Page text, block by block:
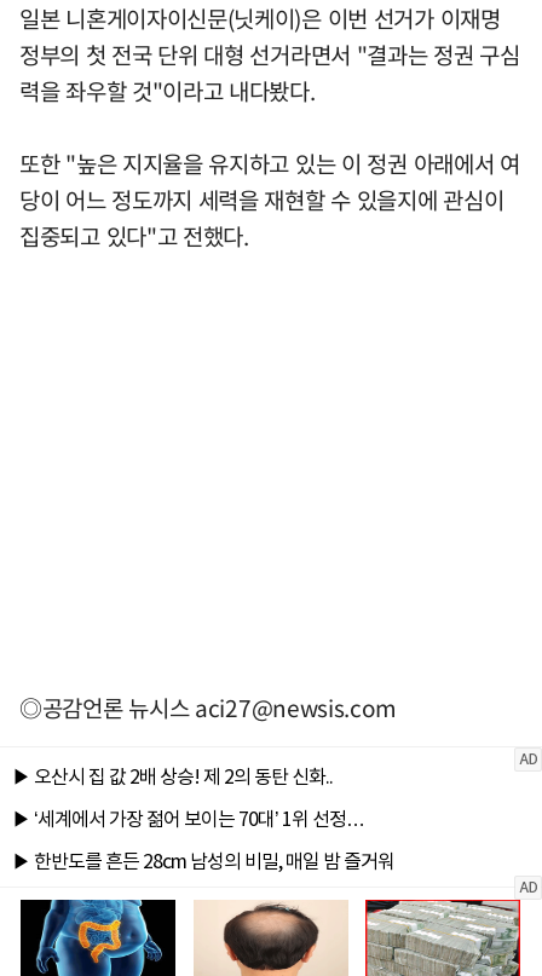
일본 니혼게이자이신문(닛케이)은 이번 선거가 이재명
정부의 첫 전국 단위 대형 선거라면서 "결과는 정권 구심
력을 좌우할 것"이라고 내다봤다.
또한 "높은 지지율을 유지하고 있는 이 정권 아래에서 여
당이 어느 정도까지 세력을 재현할 수 있을지에 관심이
집중되고 있다"고 전했다.
◎공감언론 뉴시스aci27@newsis.com